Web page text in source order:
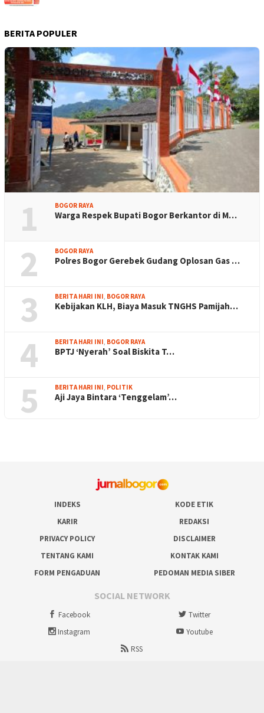
BERITA POPULER
1 BOGOR RAYA
Warga Respek Bupati Bogor Berkantor di M…
2 BOGOR RAYA
Polres Bogor Gerebek Gudang Oplosan Gas …
3 BERITA HARI INI, BOGOR RAYA
Kebijakan KLH, Biaya Masuk TNGHS Pamijah…
4 BERITA HARI INI, BOGOR RAYA
BPTJ ‘Nyerah’ Soal Biskita T…
5 BERITA HARI INI, POLITIK
Aji Jaya Bintara ‘Tenggelam’…
INDEKS
KODE ETIK
KARIR
REDAKSI
PRIVACY POLICY
DISCLAIMER
TENTANG KAMI
KONTAK KAMI
FORM PENGADUAN
PEDOMAN MEDIA SIBER
SOCIAL NETWORK
Facebook
Twitter
Instagram
Youtube
RSS